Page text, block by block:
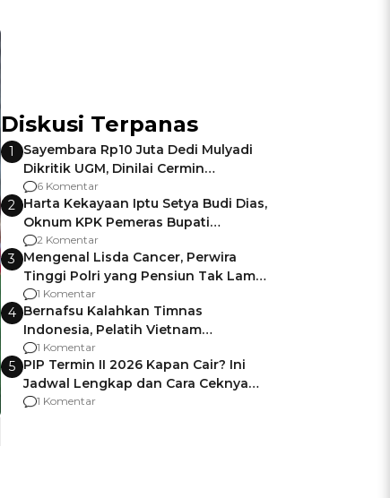
Diskusi Terpanas
1
Sayembara Rp10 Juta Dedi Mulyadi
Dikritik UGM, Dinilai Cermin
Gagalnya Negara Jamin Keamanan
6 Komentar
2 Harta Kekayaan Iptu Setya Budi Dias,
Oknum KPK Pemeras Bupati
Pemalang
2 Komentar
3 Mengenal Lisda Cancer, Perwira
Tinggi Polri yang Pensiun Tak Lama
Usai Jadi Brigjen
1 Komentar
4 Bernafsu Kalahkan Timnas
Indonesia, Pelatih Vietnam
Berencana Pakai Jimat di Pakansari
1 Komentar
5 PIP Termin II 2026 Kapan Cair? Ini
Jadwal Lengkap dan Cara Ceknya
agar Dana Tidak Hangus!
1 Komentar